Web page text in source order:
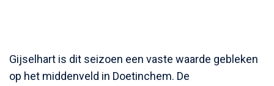
Gijselhart is dit seizoen een vaste waarde gebleken
op het middenveld in Doetinchem. De